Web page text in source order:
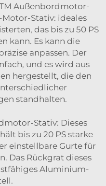
Außenbordmotor-
Stativ: ideales
das bis zu 50 PS
kann. Es kann die
anpassen. Der
und es wird aus
hergestellt, die den
standhalten.
Stativ: Dieses
bis zu 20 PS starke
einstellbare Gurte für
Das Rückgrat dieses
Aluminium-